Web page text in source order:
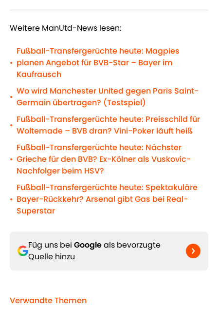
Weitere ManUtd-News lesen:
•
Fußball-Transfergerüchte heute: Magpies
planen Angebot für BVB-Star – Bayer im
Kaufrausch
•
Wo wird Manchester United gegen Paris Saint-
Germain übertragen? (Testspiel)
•
Fußball-Transfergerüchte heute: Preisschild für
Woltemade – BVB dran? Vini-Poker läuft heiß
•
Fußball-Transfergerüchte heute: Nächster
Grieche für den BVB? Ex-Kölner als Vuskovic-
Nachfolger beim HSV?
•
Fußball-Transfergerüchte heute: Spektakuläre
Bayer-Rückkehr? Arsenal gibt Gas bei Real-
Superstar
Füg uns bei Googleals bevorzugte
Quelle hinzu
Verwandte Themen